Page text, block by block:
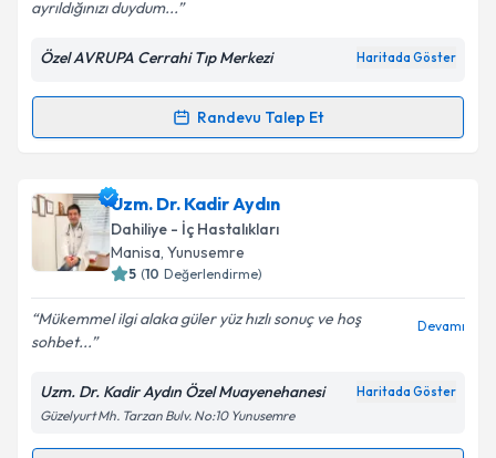
Kişisel verilerimin işlenmesine ilişkin
Aydınlatma
kapsamda işlenmesini kabul ediyorum.
ayrıldığınızı duydum...
Özel AVRUPA Cerrahi Tıp Merkezi Haritada Göster
Randevu Talep Et
Randevu Takvimi Talebi
Uzm. Dr. Hakan Demireliçin randevu takvimi talebi
oluşturun. Size bu uzmandan randevu almanız için bir
takvim hazırlandığında e-posta ile bilgilendireceğiz.
Kişisel verilerimin işlenmesine ilişkin
Aydınlatma
Metni'ni okudum ve kişisel verilerimin belirtilen
kapsamda işlenmesini kabul ediyorum.
Uzm. Dr. Kadir Aydın
Dahiliye - İç Hastalıkları
Manisa, Yunusemre
5 (10 Değerlendirme)
Mükemmel ilgi alaka güler yüz hızlı sonuç ve hoş
sohbet...
Devamı
Uzm. Dr. Kadir Aydın Özel Muayenehanesi Haritada Göster
Güzelyurt Mh. Tarzan Bulv. No:10 Yunusemre